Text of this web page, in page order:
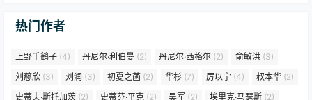
热门作者
上野千鹤子 (4) 丹尼尔·利伯曼 (2) 丹尼尔·西格尔 (2) 俞敏洪 (3)
刘慈欣 (3) 刘润 (3) 初夏之菡 (2) 华杉 (7) 厉以宁 (4) 叔本华 (2)
史蒂夫·斯托加茨 (2) 史蒂芬·平克 (2) 吴军 (2) 埃里克·马瑟斯 (2)